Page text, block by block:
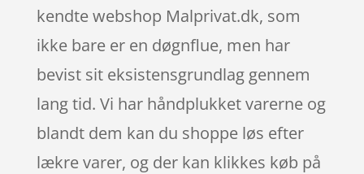
kendte webshop Malprivat.dk, som
ikke bare er en døgnflue, men har
bevist sit eksistensgrundlag gennem
lang tid. Vi har håndplukket varerne og
blandt dem kan du shoppe løs efter
lækre varer, og der kan klikkes køb på